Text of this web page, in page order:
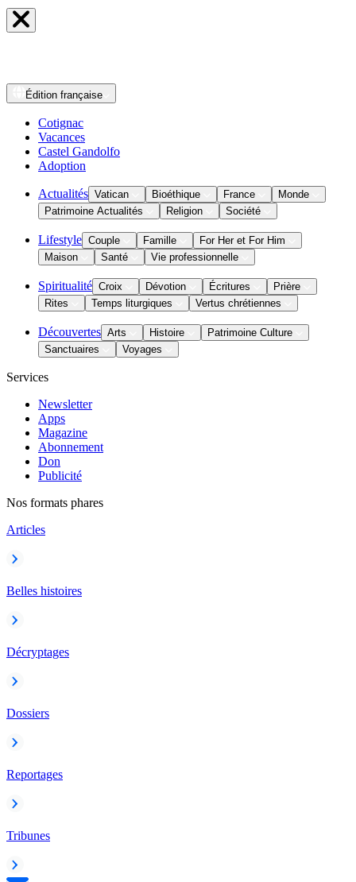
Édition française
Cotignac
Vacances
Castel Gandolfo
Adoption
Actualités Vatican Bioéthique France
Monde
Patrimoine Actualités
Religion Société
Lifestyle Couple Famille
For Her et For Him
Maison
Santé Vie professionnelle
Spiritualité Croix Dévotion Écritures
Prière
Rites
Temps liturgiques Vertus chrétiennes
Découvertes Arts Histoire
Patrimoine Culture
Sanctuaires
Voyages
Services
Newsletter
Apps
Magazine
Abonnement
Don
Publicité
Nos formats phares
Articles
Belles histoires
Décryptages
Dossiers
Reportages
Tribunes